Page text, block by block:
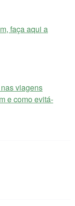
faça aqui a
viagens
e como evitá-